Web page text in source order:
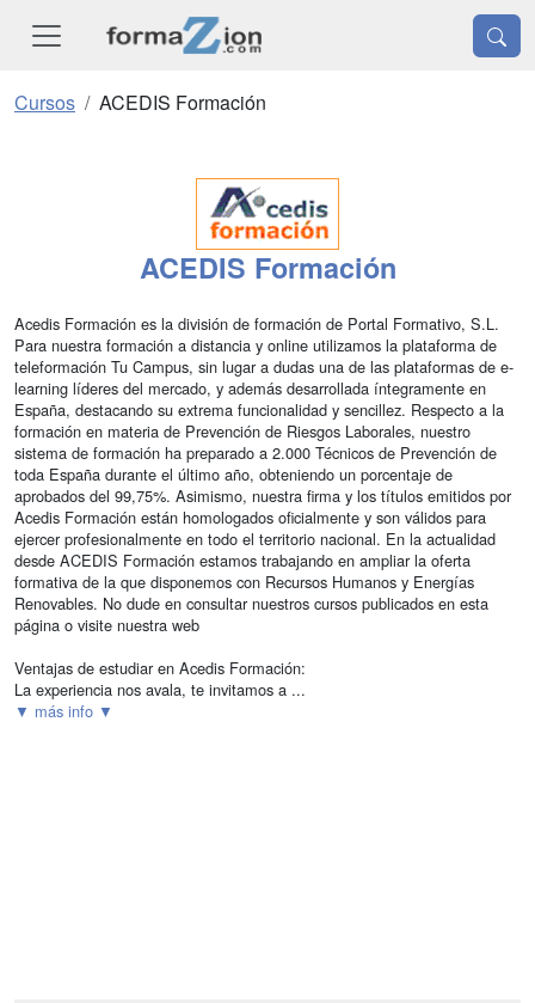
Cursos ACEDIS Formación
ACEDIS Formación
Acedis Formación es la división de formación de Portal Formativo, S.L.
Para nuestra formación a distancia y online utilizamos la plataforma de
teleformación Tu Campus, sin lugar a dudas una de las plataformas de e-
learning líderes del mercado, y además desarrollada íntegramente en
España, destacando su extrema funcionalidad y sencillez. Respecto a la
formación en materia de Prevención de Riesgos Laborales, nuestro
sistema de formación ha preparado a 2.000 Técnicos de Prevención de
toda España durante el último año, obteniendo un porcentaje de
aprobados del 99,75%. Asimismo, nuestra firma y los títulos emitidos por
Acedis Formación están homologados oficialmente y son válidos para
ejercer profesionalmente en todo el territorio nacional. En la actualidad
desde ACEDIS Formación estamos trabajando en ampliar la oferta
formativa de la que disponemos con Recursos Humanos y Energías
Renovables. No dude en consultar nuestros cursos publicados en esta
página o visite nuestra web
Ventajas de estudiar en Acedis Formación:
La experiencia nos avala, te invitamos a ...
▼ más info ▼